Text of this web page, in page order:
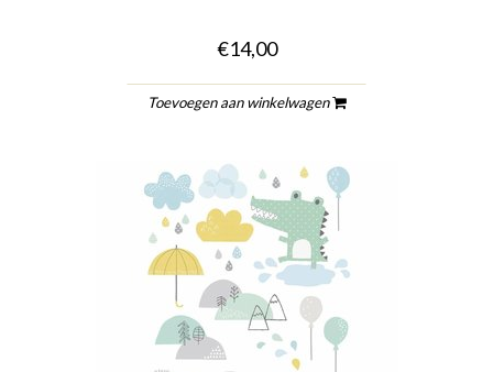
€14,00
Toevoegen aan winkelwagen